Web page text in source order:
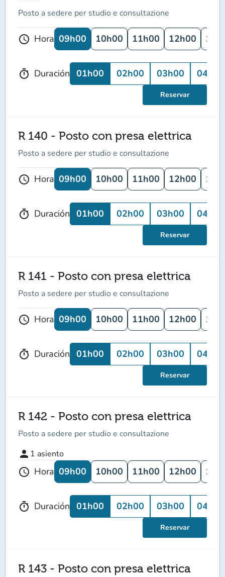
Posto a sedere per studio e consultazione
schedule Hora 09h00 10h00 11h00 12h00
timer Duración 01h00 02h00 03h00 04h00
Reservar
R 140 - Posto con presa elettrica
Posto a sedere per studio e consultazione
schedule Hora 09h00 10h00 11h00 12h00
timer Duración 01h00 02h00 03h00 04h00
Reservar
R 141 - Posto con presa elettrica
Posto a sedere per studio e consultazione
schedule Hora 09h00 10h00 11h00 12h00
timer Duración 01h00 02h00 03h00 04h00
Reservar
R 142 - Posto con presa elettrica
Posto a sedere per studio e consultazione
person 1 asiento
schedule Hora 09h00 10h00 11h00 12h00
timer Duración 01h00 02h00 03h00 04h00
Reservar
R 143 - Posto con presa elettrica